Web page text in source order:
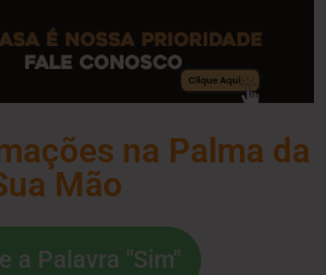
na Palma da
Mão
a Palavra "Sim"